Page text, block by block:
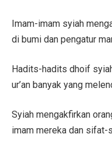
Imam-imam syiah
di bumi dan pengatur
Hadits-hadits dhoif
ur’an banyak yang
Syiah mengakfirkan
imam mereka dan sifat-